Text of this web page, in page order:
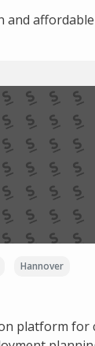
and
Hannover
platform for